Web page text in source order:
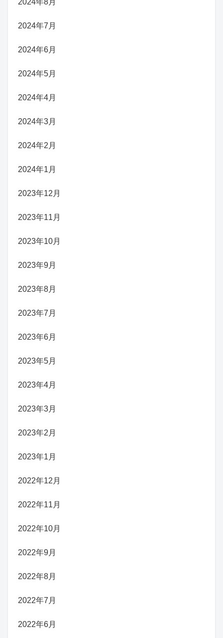
2024年7月
2024年6月
2024年5月
2024年4月
2024年3月
2024年2月
2024年1月
2023年12月
2023年11月
2023年10月
2023年9月
2023年8月
2023年7月
2023年6月
2023年5月
2023年4月
2023年3月
2023年2月
2023年1月
2022年12月
2022年11月
2022年10月
2022年9月
2022年8月
2022年7月
2022年6月